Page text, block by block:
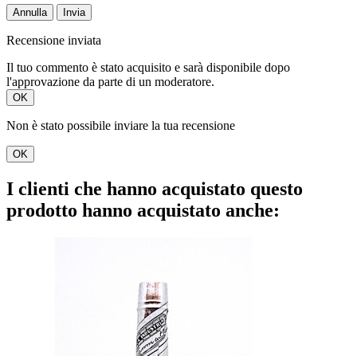
Annulla Invia
Recensione inviata
Il tuo commento è stato acquisito e sarà disponibile dopo
l'approvazione da parte di un moderatore.
OK
Non è stato possibile inviare la tua recensione
OK
I clienti che hanno acquistato questo
prodotto hanno acquistato anche: